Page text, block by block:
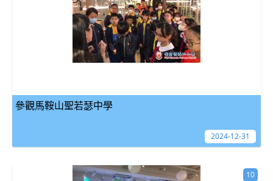
參觀馬鞍山聖若瑟中學
2024-12-31
10